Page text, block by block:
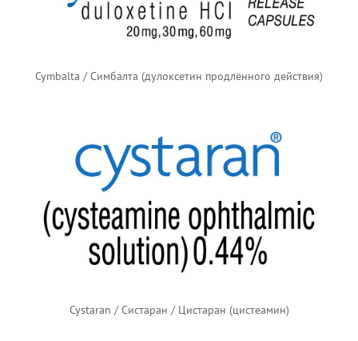
Cymbalta / Симбалта (дулоксетин продлённого действия)
Cystaran / Систаран / Цистаран (цистеамин)